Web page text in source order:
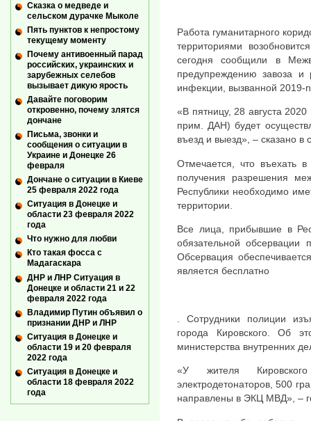
Работа гуманитарного
территориями
сегодня сообщили в
предупреждению завоза и
инфекции, вызванной 2019-
«В пятницу, 28 августа
прим. ДАН) будет
въезд и выезд», – сказано в
Отмечается, что въехать
получения разрешения
Республики необходимо
территории.
Все лица, прибывшие в
обязательной
Обсервация
является бесплатно
. Сотрудники полиции
города Кировского. Об
министерства внутренних
«У жителя
электродетонаторов, 500
направлены в ЭКЦ МВД», –
Сказка о медведе и
сельском дурачке Мыколе
Пять пунктов к непростому
текущему моменту
Почему антивоенный парад
российских, украинских и
зарубежных селебов
вызывает дикую ярость
Давайте поговорим
откровенно, почему злятся
дончане
Письма, звонки и
сообщения о ситуации в
Украине и Донецке 26
февраля
Дончане о ситуации в Киеве
25 февраля 2022 года
Ситуация в Донецке и
области 23 февраля 2022
года
Что нужно для любви
Кто такая фосса с
Мадагаскара
ДНР и ЛНР Ситуация в
Донецке и области 21 и 22
февраля 2022 года
Владимир Путин объявил о
признании ДНР и ЛНР
Ситуация в Донецке и
области 19 и 20 февраля
2022 года
Ситуация в Донецке и
области 18 февраля 2022
года